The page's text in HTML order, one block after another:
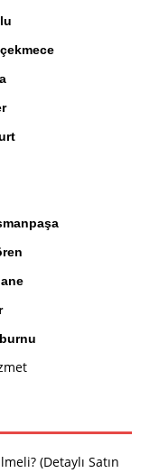
(Detaylı Satın